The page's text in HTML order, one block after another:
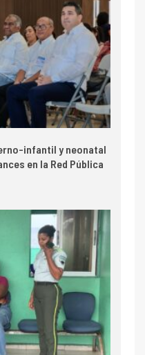
infantil y neonatal
en la Red Pública